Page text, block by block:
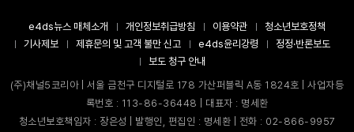
e4ds뉴스 매체소개 개인정보취급방침 이용약관
청소년보호정책
기사제보
제휴문의 및 고객 불만 신고 e4ds윤리강령
정정·반론보도
보도 청구 안내
(주)채널5코리아 | 서울 금천구 디지털로 178 가산퍼블릭 A동 1824호 | 사업자등
록번호 : 113-86-36448 | 대표자 : 명세환
청소년보호책임자 : 장은성 | 발행인, 편집인 : 명세환 | 전화 : 02-866-9957